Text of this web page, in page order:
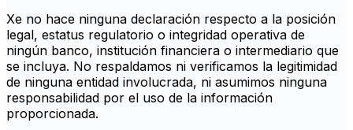
Xe no hace ninguna declaración respecto a la posición
legal, estatus regulatorio o integridad operativa de
ningún banco, institución financiera o intermediario que
se incluya. No respaldamos ni verificamos la legitimidad
de ninguna entidad involucrada, ni asumimos ninguna
responsabilidad por el uso de la información
proporcionada.